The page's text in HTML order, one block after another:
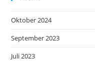
Oktober 2024
September 2023
Juli 2023